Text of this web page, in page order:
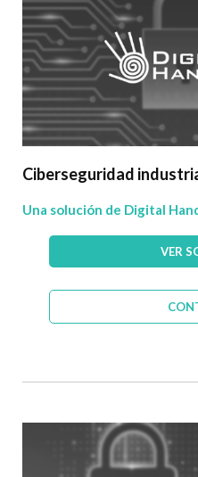
Ciberseguridad
Una solución de Digital
VER